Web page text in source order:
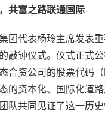
共富之路联通国际
团代表杨玲主席发表
敲钟仪式。仪式正式
合资公司的股票代码（
的资本化、国际化道
队共同见证了这一历